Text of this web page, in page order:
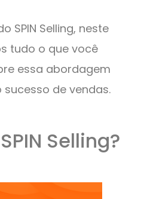
SPIN Selling, neste
tudo o que você
essa abordagem
de vendas.
Selling?